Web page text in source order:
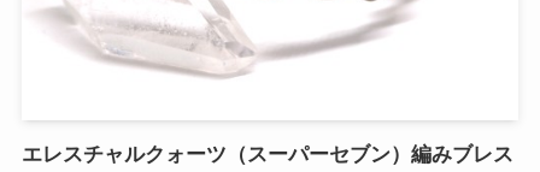
エレスチャルクォーツ（スーパーセブン）編みブレス